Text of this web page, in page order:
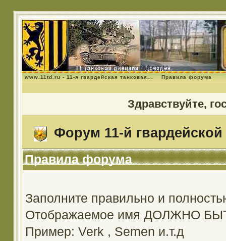
www.11td.ru - 11-я гвардейская танковая... Правила форума
Здравствуйте,
Форум 11-й гвардейской
Правила форума
Заполните правильно и
Отображаемое имя ДОЛЖНО
Пример: Verk , Semen и.т.д